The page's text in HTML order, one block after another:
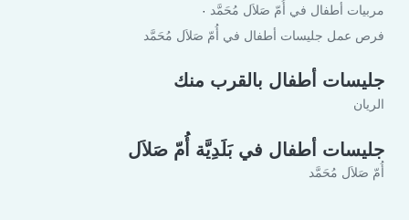
مربيات أطفال في أُمّ صَلاَل مُحَمَّد
فرص عمل جليسات أطفال في أُمّ صَلاَل مُحَمَّد
جليسات أطفال بالقرب منك
الريان
جليسات أطفال في بَلَدِيَّة أُمّ صَلاَل
أُمّ صَلاَل مُحَمَّد